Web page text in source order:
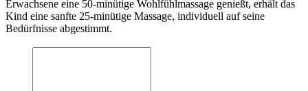
Erwachsene eine 50-minütige Wohlfühlmassage genießt, erhält das
Kind eine sanfte 25-minütige Massage, individuell auf seine
Bedürfnisse abgestimmt.